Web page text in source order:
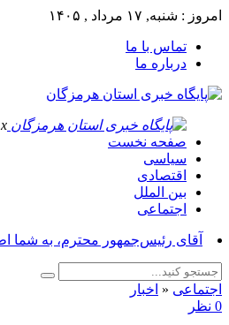
امروز : شنبه, ۱۷ مرداد , ۱۴۰۵
تماس با ما
درباره ما
x
صفحه نخست
سیاسی
اقتصادی
بین الملل
اجتماعی
آقای رئیس‌جمهور محترم، به شما
اجتماعی « اخبار
0 نظر